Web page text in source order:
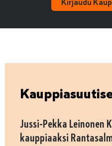
Kirjaudu
Jussi-Pekka Leinonen
kauppiaaksi